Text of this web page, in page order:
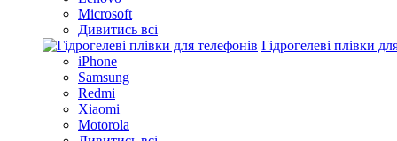
Microsoft
Дивитись всі
Гідрогелеві плівки
iPhone
Samsung
Redmi
Xiaomi
Motorola